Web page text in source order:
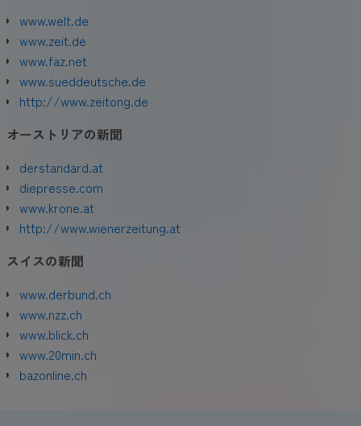
www.welt.de
www.zeit.de
www.faz.net
www.sueddeutsche.de
http://www.zeitong.de
オーストリアの新聞
derstandard.at
diepresse.com
www.krone.at
http://www.wienerzeitung.at
スイスの新聞
www.derbund.ch
www.nzz.ch
www.blick.ch
www.20min.ch
bazonline.ch